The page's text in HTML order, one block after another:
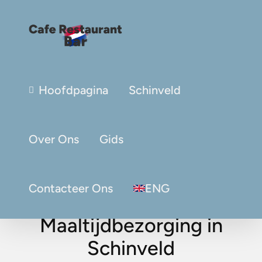
Hoofdpagina Schinveld
Over Ons Gids
Contacteer Ons ENG
Maaltijdbezorging in
Schinveld